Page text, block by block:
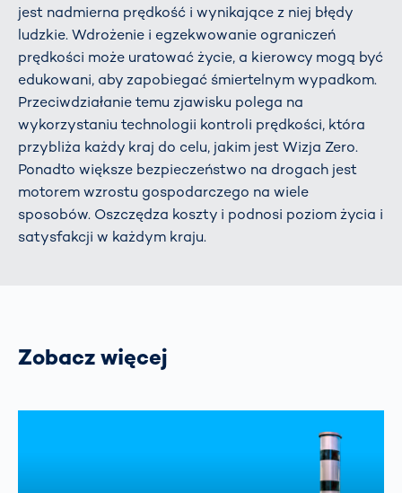
jest nadmierna prędkość i wynikające z niej błędy
ludzkie. Wdrożenie i egzekwowanie ograniczeń
prędkości może uratować życie, a kierowcy mogą być
edukowani, aby zapobiegać śmiertelnym wypadkom.
Przeciwdziałanie temu zjawisku polega na
wykorzystaniu technologii kontroli prędkości, która
przybliża każdy kraj do celu, jakim jest Wizja Zero.
Ponadto większe bezpieczeństwo na drogach jest
motorem wzrostu gospodarczego na wiele
sposobów. Oszczędza koszty i podnosi poziom życia i
satysfakcji w każdym kraju.
Zobacz więcej